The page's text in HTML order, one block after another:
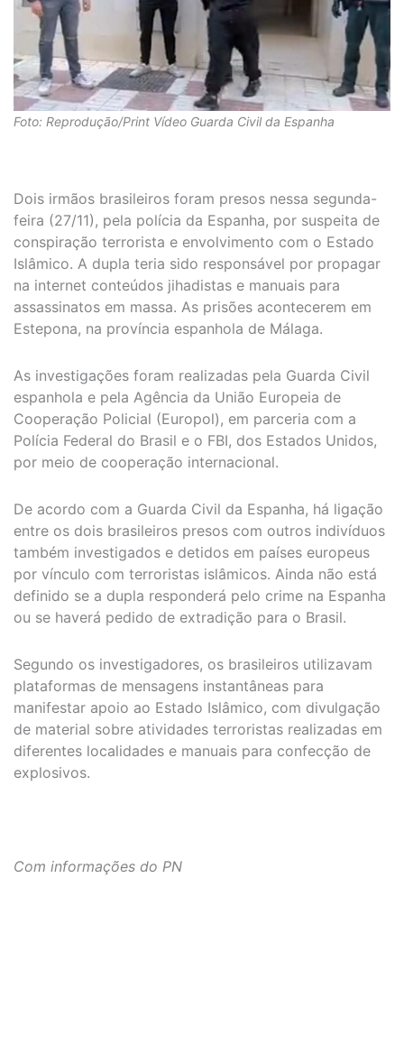
Foto: Reprodução/Print Vídeo Guarda Civil da Espanha
Dois irmãos brasileiros foram presos nessa segunda-
feira (27/11), pela polícia da Espanha, por suspeita de
conspiração terrorista e envolvimento com o Estado
Islâmico. A dupla teria sido responsável por propagar
na internet conteúdos jihadistas e manuais para
assassinatos em massa. As prisões acontecerem em
Estepona, na província espanhola de Málaga.
As investigações foram realizadas pela Guarda Civil
espanhola e pela Agência da União Europeia de
Cooperação Policial (Europol), em parceria com a
Polícia Federal do Brasil e o FBI, dos Estados Unidos,
por meio de cooperação internacional.
De acordo com a Guarda Civil da Espanha, há ligação
entre os dois brasileiros presos com outros indivíduos
também investigados e detidos em países europeus
por vínculo com terroristas islâmicos. Ainda não está
definido se a dupla responderá pelo crime na Espanha
ou se haverá pedido de extradição para o Brasil.
Segundo os investigadores, os brasileiros utilizavam
plataformas de mensagens instantâneas para
manifestar apoio ao Estado Islâmico, com divulgação
de material sobre atividades terroristas realizadas em
diferentes localidades e manuais para confecção de
explosivos.
Com informações do PN